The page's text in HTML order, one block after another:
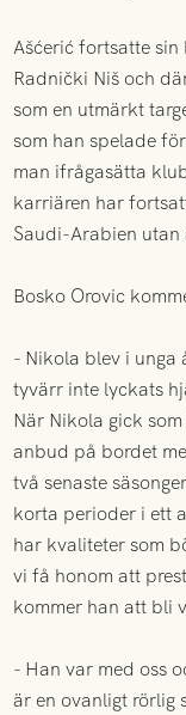
Ašćerić fortsatte
Radnički Niš och
som en utmärkt
som han spelade
man ifrågasätta
karriären har
Saudi-Arabien utan
Bosko Orovic
- Nikola blev i unga
tyvärr inte lyckats
När Nikola gick
anbud på bordet
två senaste
korta perioder i ett
har kvaliteter som
vi få honom att
kommer han att bli
- Han var med oss
är en ovanligt rörlig